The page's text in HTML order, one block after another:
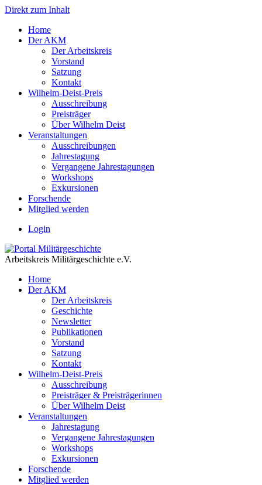
Direkt zum Inhalt
Home
Der AKM
Der Arbeitskreis
Vorstand
Satzung
Kontakt
Wilhelm-Deist-Preis
Ausschreibung
Preisträger
Über Wilhelm Deist
Veranstaltungen
Ausschreibungen
Jahrestagung
Vergangene Jahrestagungen
Workshops
Exkursionen
Forschende
Mitglied werden
Login
Arbeitskreis Militärgeschichte e.V.
Home
Der AKM
Der Arbeitskreis
Geschichte
Newsletter
Publikationen
Vorstand
Satzung
Kontakt
Wilhelm-Deist-Preis
Ausschreibung
Preisträger & Preisträgerinnen
Über Wilhelm Deist
Veranstaltungen
Jahrestagung
Vergangene Jahrestagungen
Workshops
Exkursionen
Forschende
Mitglied werden